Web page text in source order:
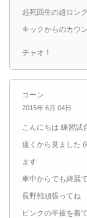
起死回生の超ロン
キックからのカウ
チャオ！
コーン
2015年 6月 04日
こんにちは 練習試
遠くから見ました
ます
車中からでも綺麗
長野戦頑張ってね
ピンクの半被を着